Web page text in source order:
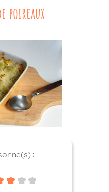
poireaux
: